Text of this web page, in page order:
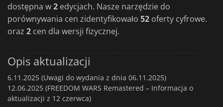
dostępna w2 edycjach. Nasze narzędzie do
porównywania cen zidentyfikowało 52 oferty cyfrowe.
oraz 2 cen dla wersji fizycznej.
Opis aktualizacji
6.11.2025 (Uwagi do wydania z dnia 06.11.2025)
12.06.2025 (FREEDOM WARS Remastered – Informacja o
aktualizacji z 12 czerwca)